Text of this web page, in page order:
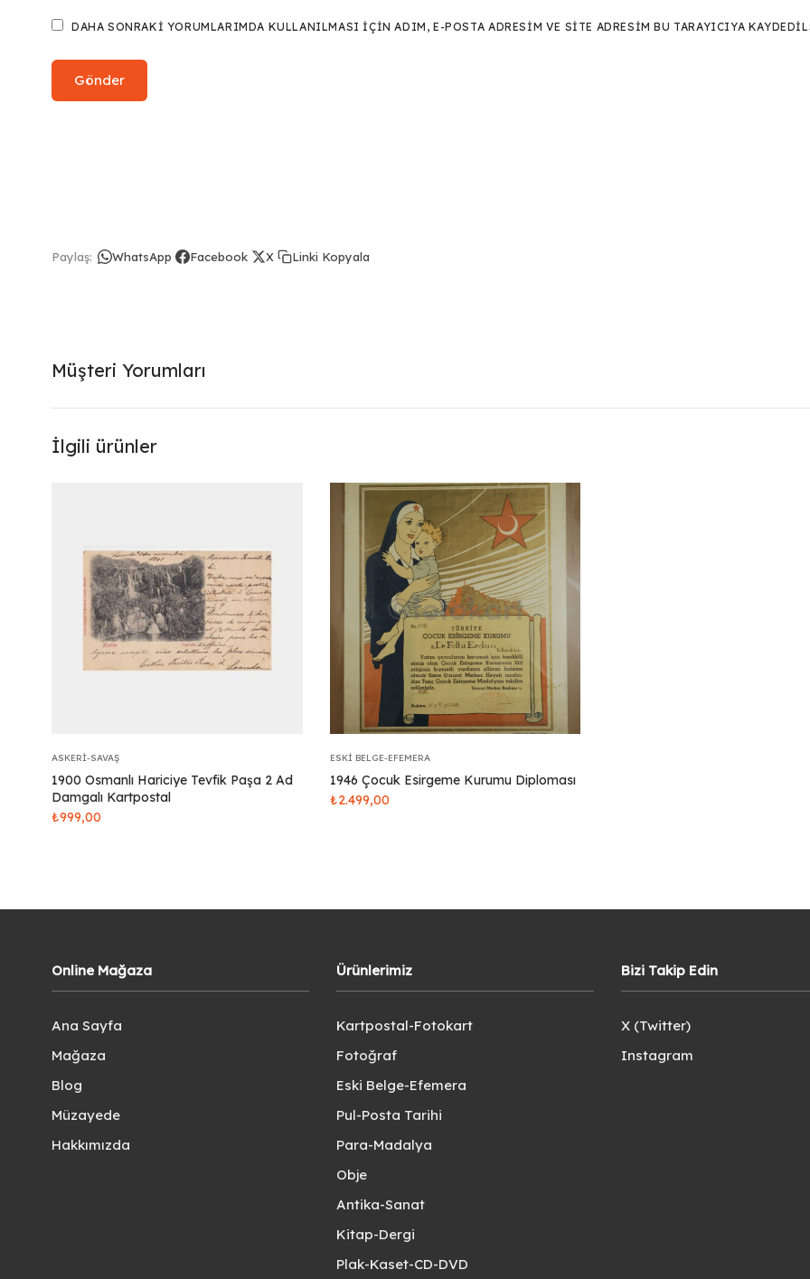
DAHA SONRAKI YORUMLARIMDA KULLANILMASI IÇIN ADIM, E-POSTA ADRESIM VE SITE ADRESIM BU TARAYICIYA
Paylaş: WhatsApp Facebook X Linki Kopyala
Müşteri Yorumları
İlgili ürünler
ASKERI-SAVAŞ
1900 Osmanlı Hariciye Tevfik Paşa 2 Ad
Damgalı Kartpostal
₺999,00
ESKI BELGE-EFEMERA
1946 Çocuk Esirgeme Kurumu Diploması
₺2.499,00
Online Mağaza
Ana Sayfa
Mağaza
Blog
Müzayede
Hakkımızda
Ürünlerimiz
Kartpostal-Fotokart
Fotoğraf
Eski Belge-Efemera
Pul-Posta Tarihi
Para-Madalya
Obje
Antika-Sanat
Kitap-Dergi
Plak-Kaset-CD-DVD
Bizi Takip Edin
X (Twitter)
Instagram